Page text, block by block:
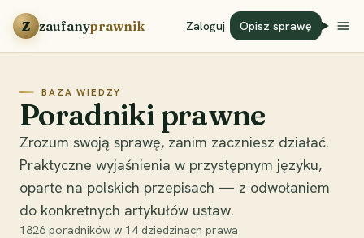
Przejdź do treści
Z zaufanyprawnik Zaloguj Opisz sprawę
BAZA WIEDZY
Poradniki prawne
Zrozum swoją sprawę, zanim zaczniesz działać.
Praktyczne wyjaśnienia w przystępnym języku,
oparte na polskich przepisach — z odwołaniem
do konkretnych artykułów ustaw.
1826 poradników w 14 dziedzinach prawa